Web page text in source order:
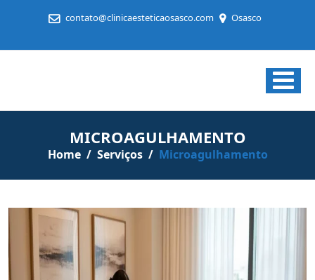
contato@clinicaesteticaosasco.com Osasco
MICROAGULHAMENTO
Home / Serviços / Microagulhamento